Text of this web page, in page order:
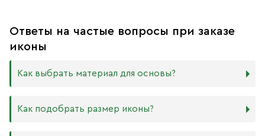
Ответы на частые вопросы при заказе
иконы
Как выбрать материал для основы?
Мы изготавливаем иконы на трёх разных видах досок:
Как подобрать размер иконы?